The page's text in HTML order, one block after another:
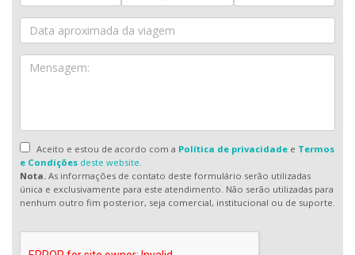
Aceito e estou de acordo com a Política de privacidadee Termos
e Condições deste website.
Nota. As informações de contato deste formulário serão utilizadas
única e exclusivamente para este atendimento. Não serão utilizadas para
nenhum outro fim posterior, seja comercial, institucional ou de suporte.